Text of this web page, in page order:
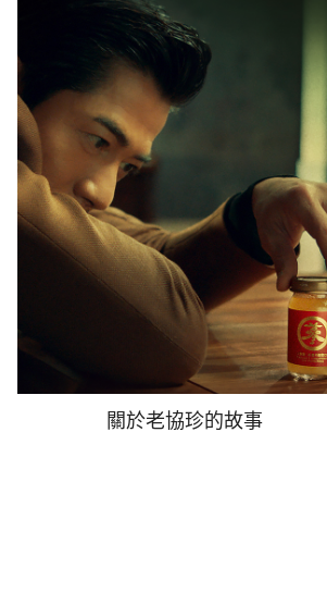
關於老協珍的故事